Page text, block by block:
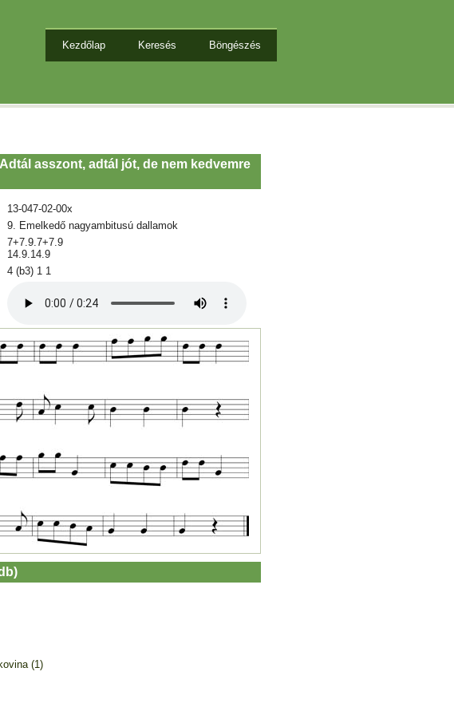
Kezdőlap Keresés Böngészés
asszont, adtál jót, de nem kedvemre
13-047-02-00x
9. Emelkedő nagyambitusú dallamok
7+7.9.7+7.9
14.9.14.9
4 (b3) 1 1
(1)